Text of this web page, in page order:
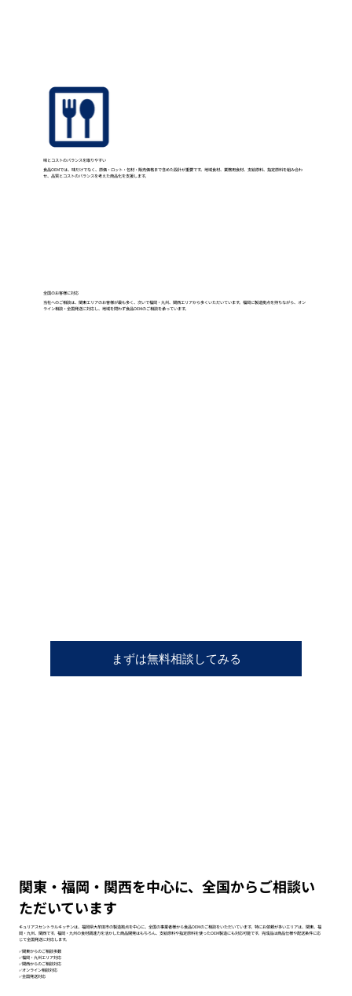
味とコストのバランスを取りやすい
食品OEMでは、味だけでなく、原価・ロット・包材・販売価格まで含めた設計が重要です。地域食材、業務用食材、支給原料、指定原料を組み合わ
せ、品質とコストのバランスを考えた商品化を支援します。
全国のお客様に対応
当社へのご相談は、関東エリアのお客様が最も多く、次いで福岡・九州、関西エリアから多くいただいています。福岡に製造拠点を持ちながら、オン
ライン相談・全国発送に対応し、地域を問わず食品OEMのご相談を承っています。
まずは無料相談してみる
関東・福岡・関西を中心に、全国からご相談い
ただいています
キュリアスセントラルキッチンは、福岡県大牟田市の製造拠点を中心に、全国の事業者様から食品OEMのご相談をいただいています。特にお依頼が多いエリアは、関東、福
岡・九州、関西です。福岡・九州の食材調達力を活かした商品開発はもちろん、支給原料や指定原料を使ったOEM製造にも対応可能です。完成品は商品仕様や配送条件に応
じて全国発送に対応します。
✅関東からのご相談多数
✅福岡・九州エリア対応
✅関西からのご相談対応
✅オンライン相談対応
✅全国発送対応